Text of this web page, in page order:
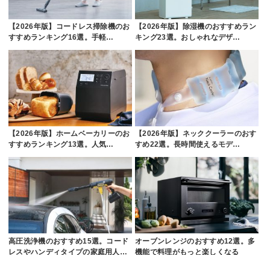
【2026年版】コードレス掃除機のお
すすめランキング16選。手軽…
【2026年版】除湿機のおすすめラン
キング23選。おしゃれなデザ…
【2026年版】ホームベーカリーのお
すすめランキング13選。人気…
【2026年版】ネッククーラーのおす
すめ22選。長時間使えるモデ…
高圧洗浄機のおすすめ15選。コード
レスやハンディタイプの家庭用人…
オーブンレンジのおすすめ12選。多
機能で料理がもっと楽しくなる